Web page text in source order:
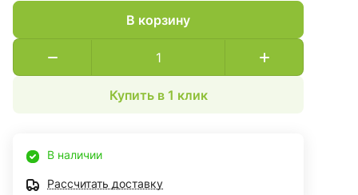
В корзину
Купить в 1 клик
В наличии
Рассчитать доставку